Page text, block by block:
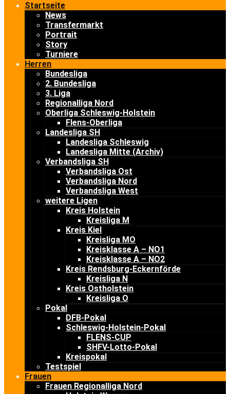
Startseite
News
Transfermarkt
Portrait
Story
Turniere
Herren
Bundesliga
2. Bundesliga
3. Liga
Regionalliga Nord
Oberliga Schleswig-Holstein
Flens-Oberliga
Landesliga SH
Landesliga Schleswig
Landesliga Mitte (Archiv)
Verbandsliga SH
Verbandsliga Ost
Verbandsliga Nord
Verbandsliga West
weitere Ligen
Kreis Holstein
Kreisliga M
Kreis Kiel
Kreisliga MO
Kreisklasse A – NO1
Kreisklasse A – NO2
Kreis Rendsburg-Eckernförde
Kreisliga N
Kreis Ostholstein
Kreisliga O
Pokal
DFB-Pokal
Schleswig-Holstein-Pokal
FLENS-CUP
SHFV-Lotto-Pokal
Kreispokal
Testspiel
Frauen
Frauen Regionalliga Nord